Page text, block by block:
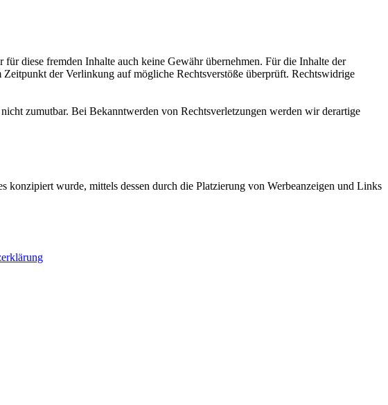
diese fremden Inhalte auch keine Gewähr übernehmen. Für die Inhalte der
der Verlinkung auf mögliche Rechtsverstöße überprüft. Rechtswidrige
zumutbar. Bei Bekanntwerden von Rechtsverletzungen werden wir derartige
konzipiert wurde, mittels dessen durch die Platzierung von Werbeanzeigen und Links